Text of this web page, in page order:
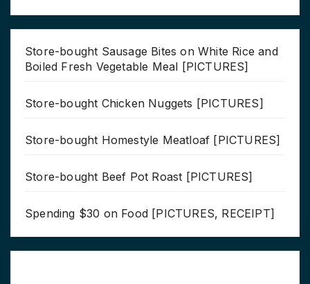
Store-bought Sausage Bites on White Rice and
Boiled Fresh Vegetable Meal [PICTURES]
Store-bought Chicken Nuggets [PICTURES]
Store-bought Homestyle Meatloaf [PICTURES]
Store-bought Beef Pot Roast [PICTURES]
Spending $30 on Food [PICTURES, RECEIPT]